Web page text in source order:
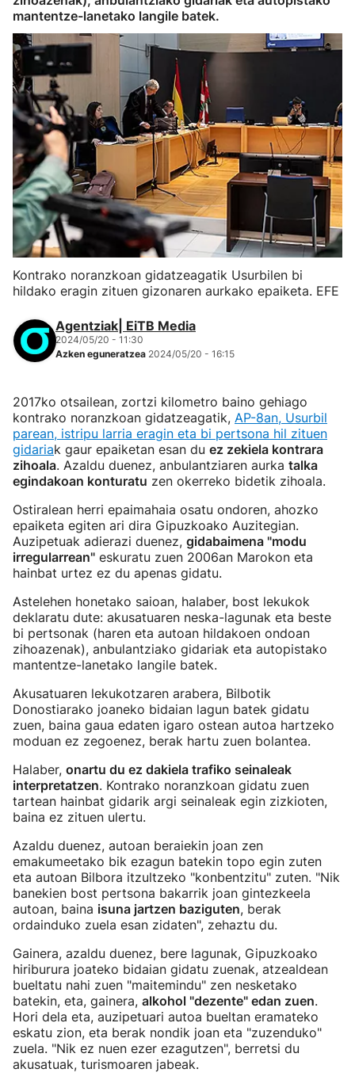
mantentze-lanetako langile batek.
Kontrako noranzkoan gidatzeagatik Usurbilen bi
hildako eragin zituen gizonaren aurkako epaiketa. EFE
Agentziak| EiTB Media
2024/05/20 - 11:30
Azken eguneratzea 2024/05/20 - 16:15
2017ko otsailean, zortzi kilometro baino gehiago
kontrako noranzkoan gidatzeagatik, AP-8an, Usurbil
parean, istripu larria eragin eta bi pertsona hil zituen
gidariak gaur epaiketan esan du ez zekiela kontrara
zihoala. Azaldu duenez, anbulantziaren aurka talka
egindakoan konturatu zen okerreko bidetik zihoala.
Ostiralean herri epaimahaia osatu ondoren, ahozko
epaiketa egiten ari dira Gipuzkoako Auzitegian.
Auzipetuak adierazi duenez, gidabaimena "modu
irregularrean" eskuratu zuen 2006an Marokon eta
hainbat urtez ez du apenas gidatu.
Astelehen honetako saioan, halaber, bost lekukok
deklaratu dute: akusatuaren neska-lagunak eta beste
bi pertsonak (haren eta autoan hildakoen ondoan
zihoazenak), anbulantziako gidariak eta autopistako
mantentze-lanetako langile batek.
Akusatuaren lekukotzaren arabera, Bilbotik
Donostiarako joaneko bidaian lagun batek gidatu
zuen, baina gaua edaten igaro ostean autoa hartzeko
moduan ez zegoenez, berak hartu zuen bolantea.
Halaber, onartu du ez dakiela trafiko seinaleak
interpretatzen. Kontrako noranzkoan gidatu zuen
tartean hainbat gidarik argi seinaleak egin zizkioten,
baina ez zituen ulertu.
Azaldu duenez, autoan beraiekin joan zen
emakumeetako bik ezagun batekin topo egin zuten
eta autoan Bilbora itzultzeko "konbentzitu" zuten. "Nik
banekien bost pertsona bakarrik joan gintezkeela
autoan, baina isuna jartzen baziguten, berak
ordainduko zuela esan zidaten", zehaztu du.
Gainera, azaldu duenez, bere lagunak, Gipuzkoako
hiriburura joateko bidaian gidatu zuenak, atzealdean
bueltatu nahi zuen "maitemindu" zen nesketako
batekin, eta, gainera, alkohol "dezente" edan zuen.
Hori dela eta, auzipetuari autoa bueltan eramateko
eskatu zion, eta berak nondik joan eta "zuzenduko"
zuela. "Nik ez nuen ezer ezagutzen", berretsi du
akusatuak, turismoaren jabeak.